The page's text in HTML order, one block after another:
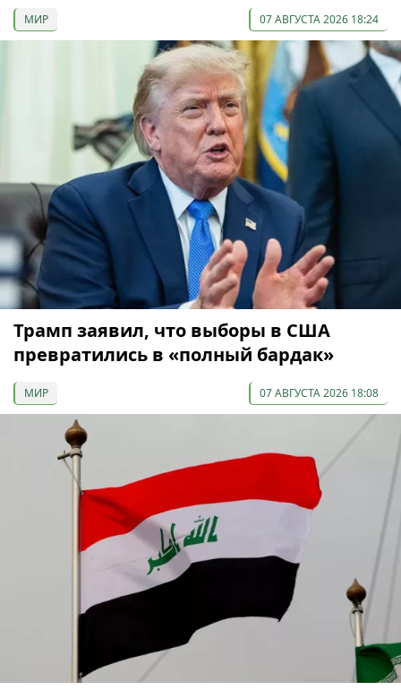
МИР 07 АВГУСТА 2026 18:24
Трамп заявил, что выборы в США
превратились в «полный бардак»
МИР 07 АВГУСТА 2026 18:08